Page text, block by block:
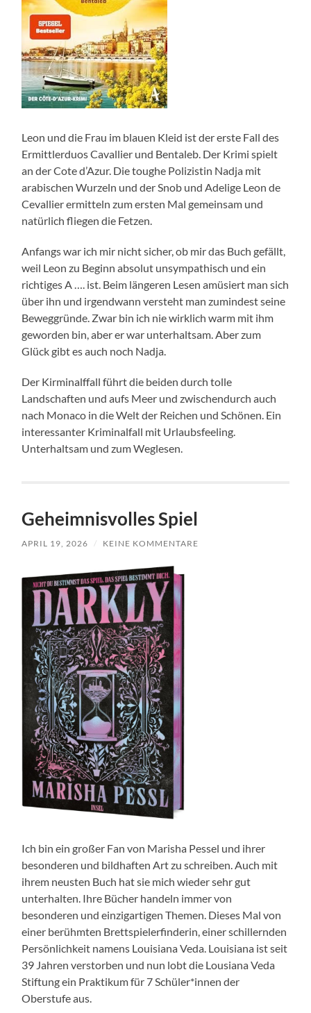
Leon und die Frau im blauen Kleid ist der erste Fall des
Ermittlerduos Cavallier und Bentaleb. Der Krimi spielt
an der Cote d’Azur. Die toughe Polizistin Nadja mit
arabischen Wurzeln und der Snob und Adelige Leon de
Cevallier ermitteln zum ersten Mal gemeinsam und
natürlich fliegen die Fetzen.
Anfangs war ich mir nicht sicher, ob mir das Buch gefällt,
weil Leon zu Beginn absolut unsympathisch und ein
richtiges A …. ist. Beim längeren Lesen amüsiert man sich
über ihn und irgendwann versteht man zumindest seine
Beweggründe. Zwar bin ich nie wirklich warm mit ihm
geworden bin, aber er war unterhaltsam. Aber zum
Glück gibt es auch noch Nadja.
Der Kirminalffall führt die beiden durch tolle
Landschaften und aufs Meer und zwischendurch auch
nach Monaco in die Welt der Reichen und Schönen. Ein
interessanter Kriminalfall mit Urlaubsfeeling.
Unterhaltsam und zum Weglesen.
Geheimnisvolles Spiel
APRIL 19, 2026 / KEINE KOMMENTARE
Ich bin ein großer Fan von Marisha Pessel und ihrer
besonderen und bildhaften Art zu schreiben. Auch mit
ihrem neusten Buch hat sie mich wieder sehr gut
unterhalten. Ihre Bücher handeln immer von
besonderen und einzigartigen Themen. Dieses Mal von
einer berühmten Brettspielerfinderin, einer schillernden
Persönlichkeit namens Louisiana Veda. Louisiana ist seit
39 Jahren verstorben und nun lobt die Lousiana Veda
Stiftung ein Praktikum für 7 Schüler*innen der
Oberstufe aus.